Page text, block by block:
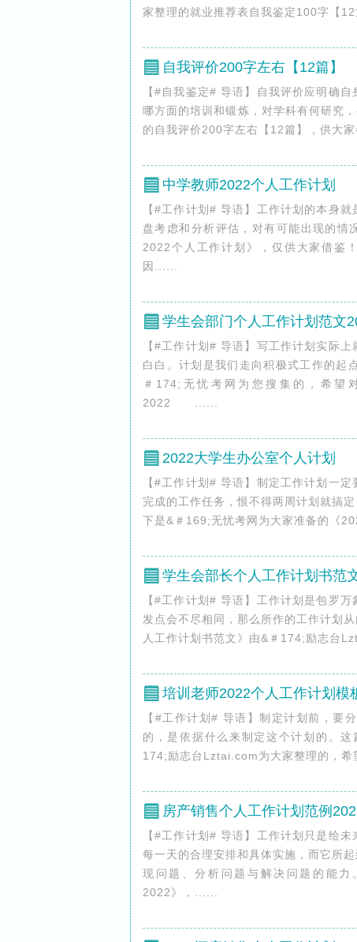
家整理的就业推荐表自我鉴定100字【
自我评价200字左右【12篇】
【#自我鉴定# 导语】自我评价应明确
哪方面的培训和锻炼，对学科有何研究
的自我评价200字左右【12篇】，供
中学教师2022个人工作计划
【#工作计划# 导语】工作计划的本身
盘考虑和分析评估，对有可能出现的
2022个人工作计划》，仅供大家
因......
学生会部门个人工作计划范文
【#工作计划# 导语】写工作计划实际
白白。计划是我们走向积极式工作的起
＃174;无忧考网为您搜集的，希
2022 ......
2022大学生办公室个人计划
【#工作计划# 导语】制定工作计划一
完成的工作任务，恨不得两周计划就搞
下是&＃169;无忧考网为大家准备的《
学生会部长个人工作计划书范
【#工作计划# 导语】工作计划是包罗
发点会不尽相同，那么所作的工作计划
人工作计划书范文》由&＃174;励志
培训老师2022个人工作计划模
【#工作计划# 导语】制定计划前，要
的，是依据什么来制定这个计划的。
174;励志台Lztai.com为大家整理的，
房产销售个人工作计划范例
【#工作计划# 导语】工作计划只是给
每一天的合理安排和具体实施，而它所
现问题、分析问题与解决问题的能
2022》，......